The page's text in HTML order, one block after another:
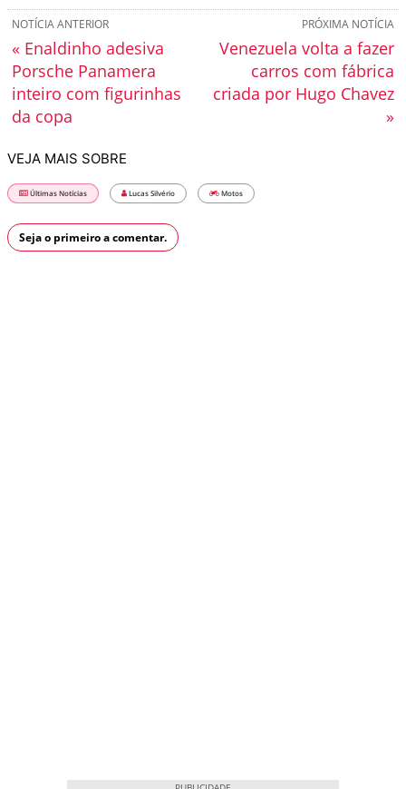
PRÓXIMA NOTÍCIA
Venezuela volta a fazer
carros com fábrica
criada por Hugo Chavez
»
NOTÍCIA ANTERIOR
« Enaldinho adesiva
Porsche Panamera
inteiro com figurinhas
da copa
VEJA MAIS SOBRE
Últimas Notícias Lucas Silvério Motos
Seja o primeiro a comentar.